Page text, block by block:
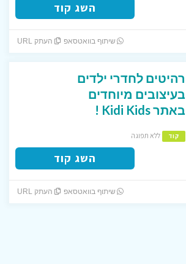
השג קוד
שיתוף בוואטסאפ העתק URL
רהיטים לחדרי ילדים
בעיצובים מיוחדים
באתר Kidi Kids !
קוד ללא תפוגה
השג קוד
שיתוף בוואטסאפ העתק URL